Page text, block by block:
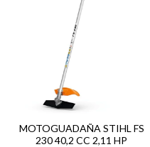
MOTOGUADAÑA STIHL FS
230 40,2 CC 2,11 HP